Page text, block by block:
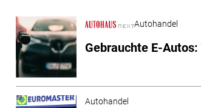
Autohandel
Gebrauchte E-
Autohandel